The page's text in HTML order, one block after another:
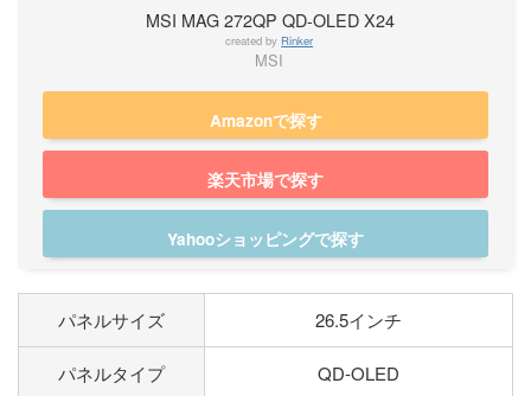
MSI MAG 272QP QD-OLED X24
created by Rinker
MSI
Amazonで探す
楽天市場で探す
Yahooショッピングで探す
パネルサイズ 26.5インチ
パネルタイプ QD-OLED